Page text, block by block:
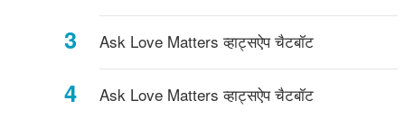
Ask Love Matters व्हाट्सऐप चैटबॉट
Ask Love Matters व्हाट्सऐप चैटबॉट